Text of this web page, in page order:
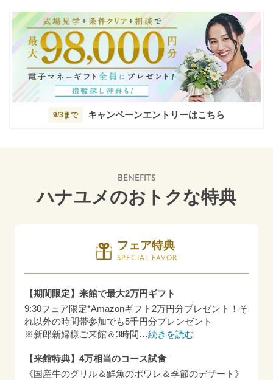
9/3まで キャンペーンエントリーはこちら
BENEFITS
ハナユメのおトクな特典
フェア特典
SPECIAL FAVOR
【期間限定】来館で最大2万円ギフト
9:30フェア限定*Amazonギフト2万円分プレゼント！そ
れ以外の時間帯参加でも5千円分プレンゼント
※新郎新婦様ご来館＆3時間 …続きを読む
【来館特典】4万相当のコース試食
《国産牛のグリル＆鮮魚のポワレ＆季節のデザート》